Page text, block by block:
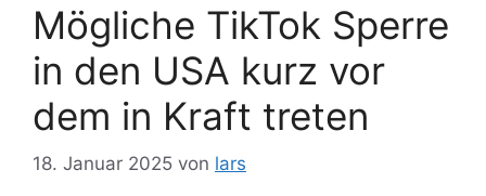
Mögliche TikTok Sperre
in den USA kurz vor
dem in Kraft treten
18. Januar 2025 von lars